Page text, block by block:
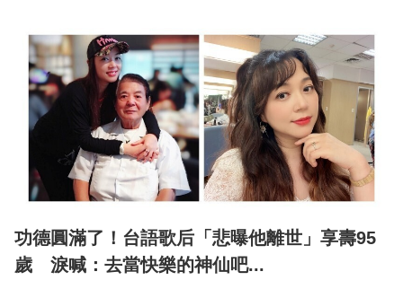
功德圓滿了！台語歌后「悲曝他離世」享壽95
歲 淚喊：去當快樂的神仙吧...